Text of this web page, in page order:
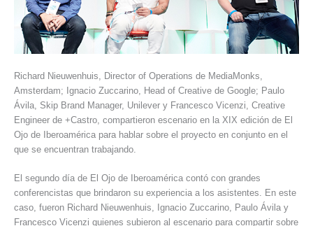
Richard Nieuwenhuis, Director of Operations de MediaMonks,
Amsterdam; Ignacio Zuccarino, Head of Creative de Google; Paulo
Ávila, Skip Brand Manager, Unilever y Francesco Vicenzi, Creative
Engineer de +Castro, compartieron escenario en la XIX edición de El
Ojo de Iberoamérica para hablar sobre el proyecto en conjunto en el
que se encuentran trabajando.
El segundo día de El Ojo de Iberoamérica contó con grandes
conferencistas que brindaron su experiencia a los asistentes. En este
caso, fueron Richard Nieuwenhuis, Ignacio Zuccarino, Paulo Ávila y
Francesco Vicenzi quienes subieron al escenario para compartir sobre